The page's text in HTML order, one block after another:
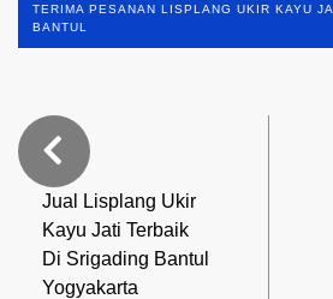
TERIMA PESANAN LISPLANG UKIR KAYU
BANTUL
Jual Lisplang Ukir
Kayu Jati Terbaik
Di Srigading Bantul
Yogyakarta